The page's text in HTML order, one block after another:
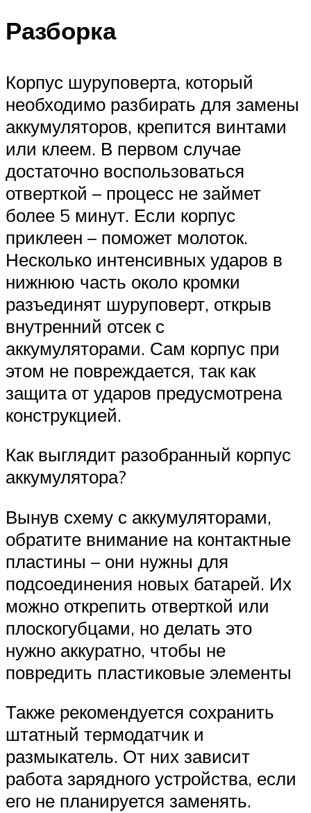
Разборка
Корпус шуруповерта, который
необходимо разбирать для замены
аккумуляторов, крепится винтами
или клеем. В первом случае
достаточно воспользоваться
отверткой – процесс не займет
более 5 минут. Если корпус
приклеен – поможет молоток.
Несколько интенсивных ударов в
нижнюю часть около кромки
разъединят шуруповерт, открыв
внутренний отсек с
аккумуляторами. Сам корпус при
этом не повреждается, так как
защита от ударов предусмотрена
конструкцией.
Как выглядит разобранный корпус
аккумулятора?
Вынув схему с аккумуляторами,
обратите внимание на контактные
пластины – они нужны для
подсоединения новых батарей. Их
можно открепить отверткой или
плоскогубцами, но делать это
нужно аккуратно, чтобы не
повредить пластиковые элементы
Также рекомендуется сохранить
штатный термодатчик и
размыкатель. От них зависит
работа зарядного устройства, если
его не планируется заменять.